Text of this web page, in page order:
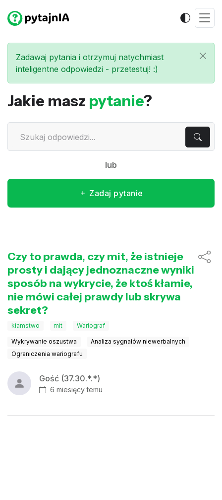
Zadawaj pytania i otrzymuj natychmiast
inteligentne odpowiedzi - przetestuj! :)
Jakie masz pytanie?
lub
Zadaj pytanie
Czy to prawda, czy mit, że istnieje
prosty i dający jednoznaczne wyniki
sposób na wykrycie, że ktoś kłamie,
nie mówi całej prawdy lub skrywa
sekret?
kłamstwo mit Wariograf
Wykrywanie oszustwa
Analiza sygnałów niewerbalnych
Ograniczenia wariografu
Gość (37.30.*.*)
6 miesięcy temu